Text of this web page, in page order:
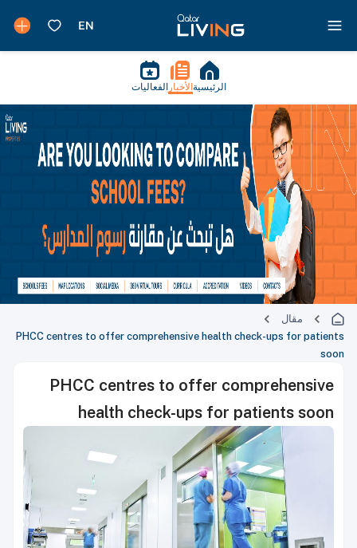
الرئيسية الأخبار الفعاليات
مقال
PHCC centres to offer comprehensive health check-ups for patients
soon
PHCC centres to offer comprehensive
health check-ups for patients soon